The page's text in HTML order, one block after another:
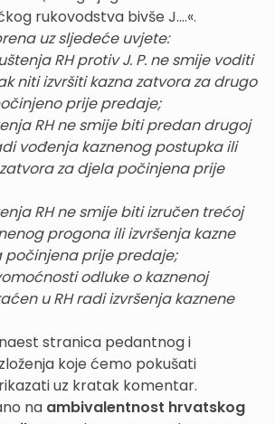
rukovodstva bivše J....«.
uz sljedeće uvjete:
RH protiv J. P. ne smije voditi
niti izvršiti kazna zatvora za drugo
prije predaje;
RH ne smije biti predan drugoj
vođenja kaznenog postupka ili
za djela počinjena prije
RH ne smije biti izručen trećoj
progona ili izvršenja kazne
počinjena prije predaje;
odluke o kaznenoj
u RH radi izvršenja kaznene
stranica pedantnog i
koje ćemo pokušati
uz kratak komentar.
na ambivalentnost hrvatskog